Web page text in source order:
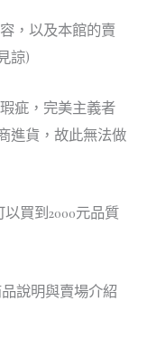
，以及本館的賣
諒)
疵，完美主義者
進貨，故此無法做
買到2000元品質
說明與賣場介紹